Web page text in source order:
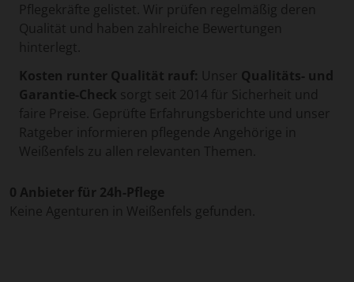
Pflegekräfte gelistet. Wir prüfen regelmäßig deren
Qualität und haben zahlreiche Bewertungen
hinterlegt.
Kosten runter Qualität rauf: Unser Qualitäts- und
Garantie-Check sorgt seit 2014 für Sicherheit und
faire Preise. Geprüfte Erfahrungsberichte und unser
Ratgeber informieren pflegende Angehörige in
Weißenfels zu allen relevanten Themen.
0 Anbieter für 24h-Pflege
Keine Agenturen in Weißenfels gefunden.